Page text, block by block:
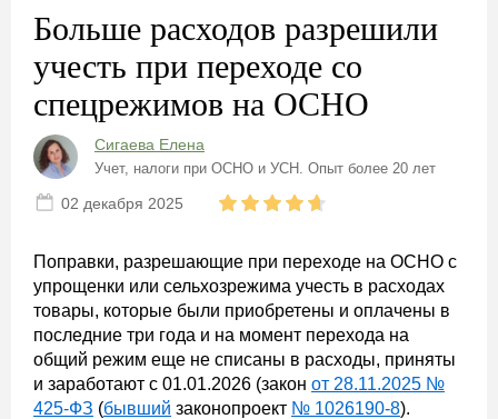
Больше расходов разрешили
учесть при переходе со
спецрежимов на ОСНО
Сигаева Елена
Учет, налоги при ОСНО и УСН. Опыт более 20 лет
02 декабря 2025
Поправки, разрешающие при переходе на ОСНО с
упрощенки или сельхозрежима учесть в расходах
товары, которые были приобретены и оплачены в
последние три года и на момент перехода на
общий режим еще не списаны в расходы, приняты
и заработают с 01.01.2026 (закон от 28.11.2025 №
425-ФЗ (бывший законопроект № 1026190-8).